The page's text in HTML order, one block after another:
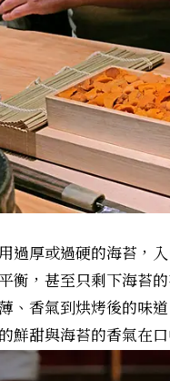
過厚或過硬的海苔，
衡，甚至只剩下海苔
、香氣到烘烤後的味
鮮甜與海苔的香氣在口